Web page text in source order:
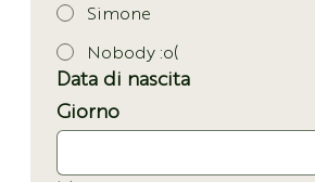
Simone
Nobody :o(
Data di nascita
Giorno